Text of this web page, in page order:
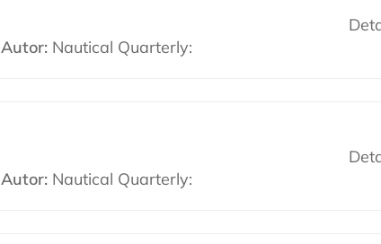
Autor:Nautical Quarterly:
Autor:Nautical Quarterly: